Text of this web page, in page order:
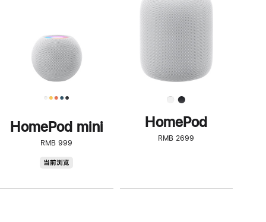
HomePod mini
RMB 999
当前浏览
了
解
HomePod<
HomePod
RMB 2699